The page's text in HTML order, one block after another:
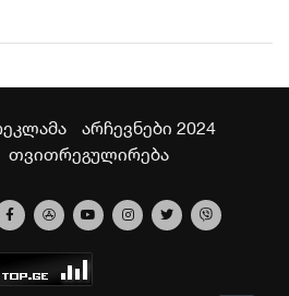
არჩევნები 2024
თვითრეგულირება